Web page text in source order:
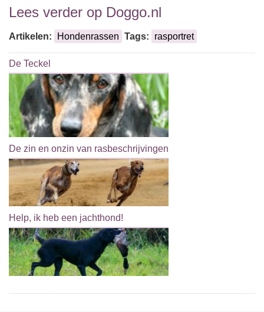
Lees verder op Doggo.nl
Artikelen: Hondenrassen Tags: rasportret
De Teckel
De zin en onzin van rasbeschrijvingen
Help, ik heb een jachthond!